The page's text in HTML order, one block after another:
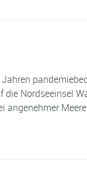
Nordseeinsel
angenehmer